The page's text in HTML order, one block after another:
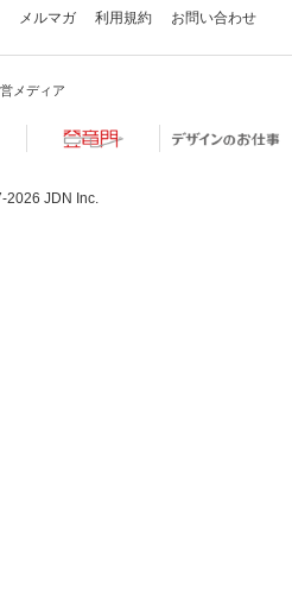
メルマガ 利用規約 お問い合わせ
メディア
2026 JDN Inc.